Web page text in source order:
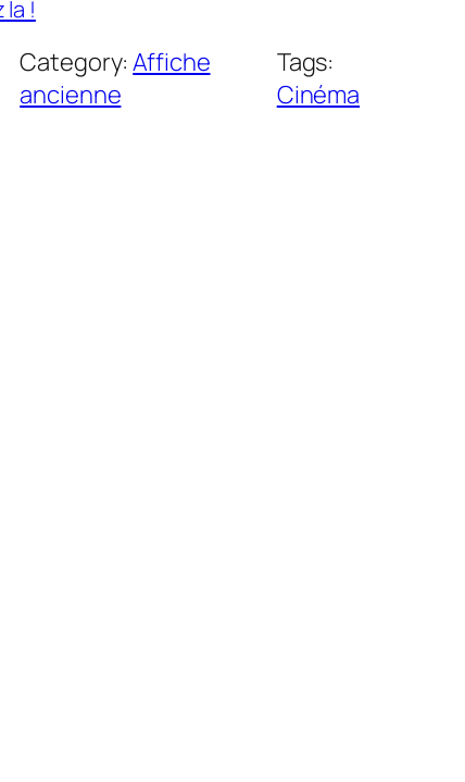
la !
Category:Affiche
ancienne
Tags:
Cinéma